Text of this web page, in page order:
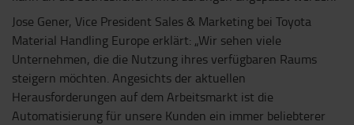
Jose Gener, Vice President Sales & Marketing bei Toyota
Material Handling Europe erklärt: „Wir sehen viele
Unternehmen, die die Nutzung ihres verfügbaren Raums
steigern möchten. Angesichts der aktuellen
Herausforderungen auf dem Arbeitsmarkt ist die
Automatisierung für unsere Kunden ein immer beliebterer